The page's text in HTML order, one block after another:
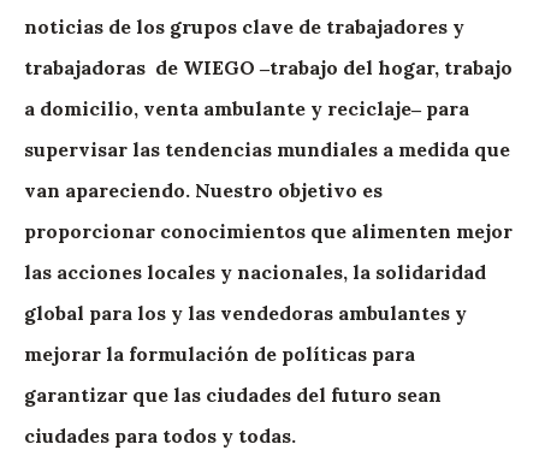
noticias de los grupos clave de trabajadores y
trabajadoras de WIEGO ‒trabajo del hogar, trabajo
a domicilio, venta ambulante y reciclaje‒ para
supervisar las tendencias mundiales a medida que
van apareciendo. Nuestro objetivo es
proporcionar conocimientos que alimenten mejor
las acciones locales y nacionales, la solidaridad
global para los y las vendedoras ambulantes y
mejorar la formulación de políticas para
garantizar que las ciudades del futuro sean
ciudades para todos y todas.